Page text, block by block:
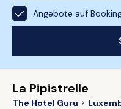
Angebote auf
La Pipistrelle
The Hotel Guru